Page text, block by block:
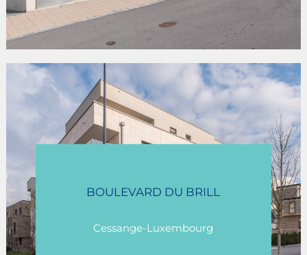
BOULEVARD DU BRILL
Cessange-Luxembourg